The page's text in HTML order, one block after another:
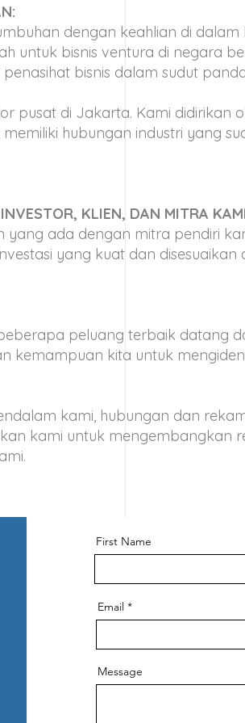
dengan keahlian di
untuk bisnis ventura di negara
bisnis dalam sudut
pusat di Jakarta. Kami didirikan
hubungan industri yang
KLIEN, DAN MITRA KAMI
yang ada dengan mitra pendiri
yang kuat dan disesuaikan
peluang terbaik datang
kemampuan kita untuk
kami, hubungan dan
kami untuk mengembangkan
First Name
Email
Message